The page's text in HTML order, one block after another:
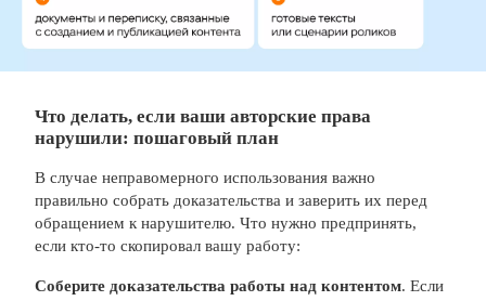
Что делать, если ваши авторские права
нарушили: пошаговый план
В случае неправомерного использования важно
правильно собрать доказательства и заверить их перед
обращением к нарушителю. Что нужно предпринять,
если кто-то скопировал вашу работу:
Соберите доказательства работы над контентом. Если